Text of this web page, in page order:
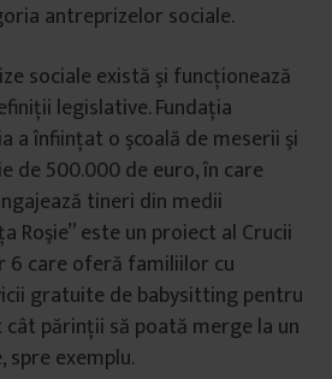
antreprizelor sociale.
sociale există şi funcţionează
legislative. Fundaţia
a înfiinţat o şcoală de meserii şi
de 500.000 de euro, în care
tineri din medii
Roşie” este un proiect al Crucii
6 care oferă familiilor cu
gratuite de babysitting pentru
părinţii să poată merge la un
spre exemplu.